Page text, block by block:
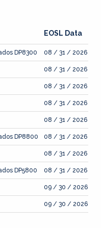
EOSL Data
DP8300 08 / 31 / 2026
08 / 31 / 2026
08 / 31 / 2026
08 / 31 / 2026
08 / 31 / 2026
DP8800 08 / 31 / 2026
08 / 31 / 2026
DP5800 08 / 31 / 2026
09 / 30 / 2026
09 / 30 / 2026